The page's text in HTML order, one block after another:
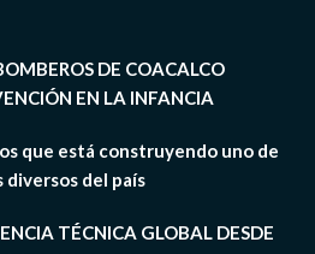
DE COACALCO
EN LA INFANCIA
que está construyendo uno de
diversos del país
TÉCNICA GLOBAL DESDE